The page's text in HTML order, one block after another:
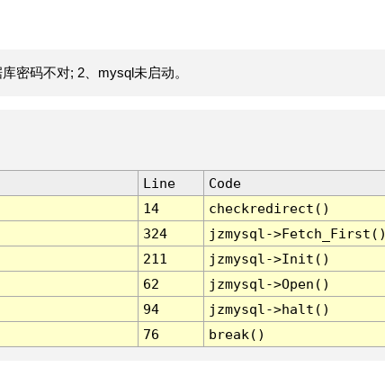
密码不对; 2、mysql未启动。
Line
Code
14
checkredirect()
324
jzmysql-
211
jzmysql->Init()
62
jzmysql->Open()
94
jzmysql->halt()
76 break()